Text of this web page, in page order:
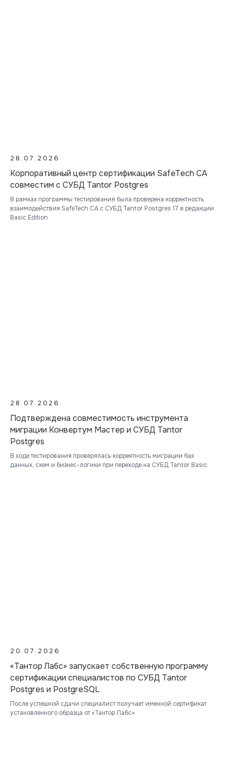
28.07.2026
Корпоративный центр сертификации SafeTech CA
совместим с СУБД Tantor Postgres
В рамках программы тестирования была проверена корректность
взаимодействия SafeTech CA с СУБД Tantor Postgres 17 в редакции
Basic Edition
28.07.2026
Подтверждена совместимость инструмента
миграции Конвертум Мастер и СУБД Tantor
Postgres
В ходе тестирования проверялась корректность миграции баз
данных, схем и бизнес-логики при переходе на СУБД Tantor Basic
20.07.2026
«Тантор Лабс» запускает собственную программу
сертификации специалистов по СУБД Tantor
Postgres и PostgreSQL
После успешной сдачи специалист получает именной сертификат
установленного образца от «Тантор Лабс»